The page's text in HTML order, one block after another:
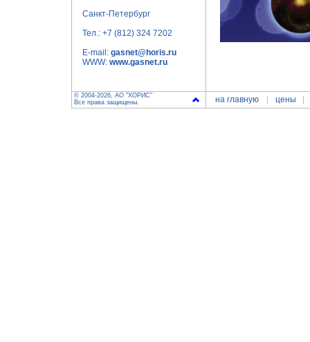
Санкт-Петербург
Тел.: +7 (812) 324 7202
E-mail: gasnet@horis.ru
WWW: www.gasnet.ru
© 2004-2026, АО "ХОРИС"
Все права защищены.
на главную цены